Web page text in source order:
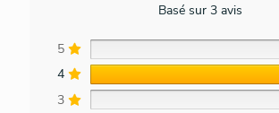
Basé sur 3 avis
5
4
3